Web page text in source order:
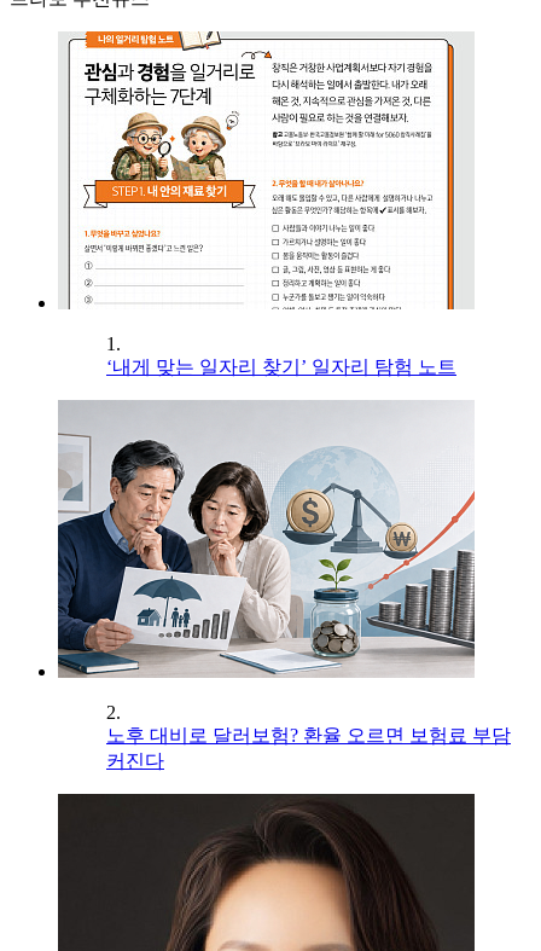
1.
‘내게 맞는 일자리 찾기’ 일자리 탐험 노트
2.
노후 대비로 달러보험? 환율 오르면 보험료 부담
커진다